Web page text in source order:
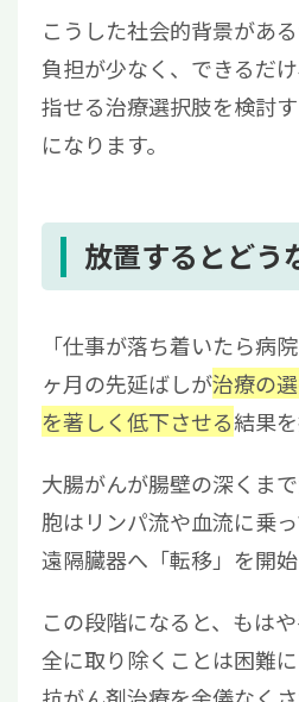
こうした社会的背景があ
負担が少なく、できるだ
指せる治療選択肢を検討
になります。
放置するとどう
「仕事が落ち着いたら病
ヶ月の先延ばしが治療の
を著しく低下させる結果を
大腸がんが腸壁の深くま
胞はリンパ流や血流に乗
遠隔臓器へ「転移」を開始
この段階になると、もは
全に取り除くことは困難